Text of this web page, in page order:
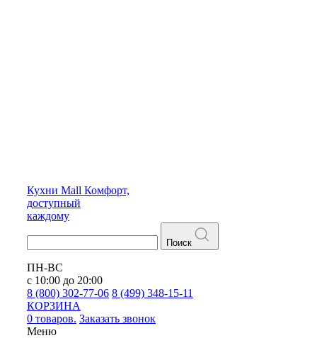
Кухни Mall Комфорт,
доступный
каждому
Поиск
ПН-ВС
с 10:00 до 20:00
8 (800) 302-77-06 8 (499) 348-15-11
КОРЗИНА
0 товаров. Заказать звонок
Меню